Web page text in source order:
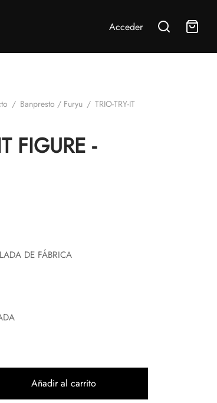
Acceder
/ Banpresto / Furyu / TRIO-TRY-IT
FIGURE -
DE FÁBRICA
Añadir al carrito